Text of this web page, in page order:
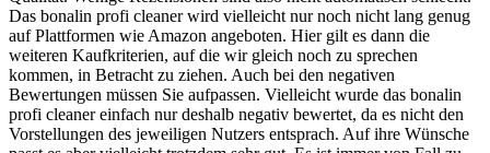
Das bonalin profi cleaner wird vielleicht nur noch nicht lang genug
auf Plattformen wie Amazon angeboten. Hier gilt es dann die
weiteren Kaufkriterien, auf die wir gleich noch zu sprechen
kommen, in Betracht zu ziehen. Auch bei den negativen
Bewertungen müssen Sie aufpassen. Vielleicht wurde das bonalin
profi cleaner einfach nur deshalb negativ bewertet, da es nicht den
Vorstellungen des jeweiligen Nutzers entsprach. Auf ihre Wünsche